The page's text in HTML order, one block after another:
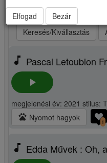
Véletlenszerüen
Keresés/Kivállasztás
music_note Pascal Letoublon
play_arrow
megjelenési év: 2021 stilus:
pets Nyomot hagyok 1
music_note Edda Művek : Oh,
Elfogad Bezár